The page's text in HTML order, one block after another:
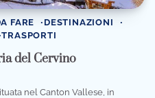
FARE
DESTINAZIONI
TRASPORTI
del Cervino
nel Canton Vallese, in